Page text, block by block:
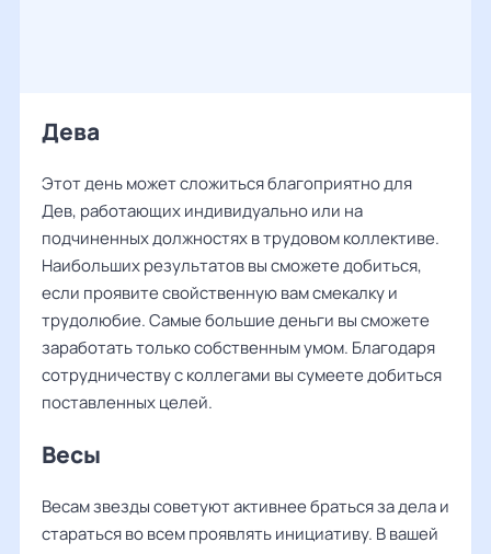
Дева
Этот день может сложиться благоприятно для
Дев, работающих индивидуально или на
подчиненных должностях в трудовом коллективе.
Наибольших результатов вы сможете добиться,
если проявите свойственную вам смекалку и
трудолюбие. Самые большие деньги вы сможете
заработать только собственным умом. Благодаря
сотрудничеству с коллегами вы сумеете добиться
поставленных целей.
Весы
Весам звезды советуют активнее браться за дела и
стараться во всем проявлять инициативу. В вашей